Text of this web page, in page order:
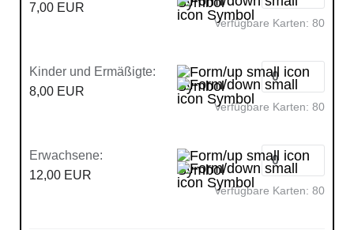
7,00 EUR
Verfügbare Karten: 80
Kinder und Ermäßigte:
8,00 EUR
Verfügbare Karten: 80
Erwachsene:
12,00 EUR
Verfügbare Karten: 80